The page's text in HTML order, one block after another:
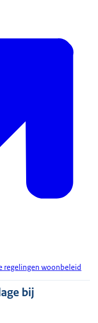
regelingen woonbeleid
bij